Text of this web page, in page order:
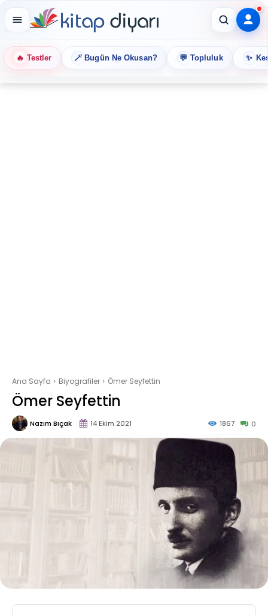
🔥 Testler 🪄 Bugün Ne Okusan? 💬 Topluluk ✨
Ana Sayfa Biyografiler Ömer Seyfettin
Ömer Seyfettin
Nazım Bıçak 14 Ekim 2021 0
1867